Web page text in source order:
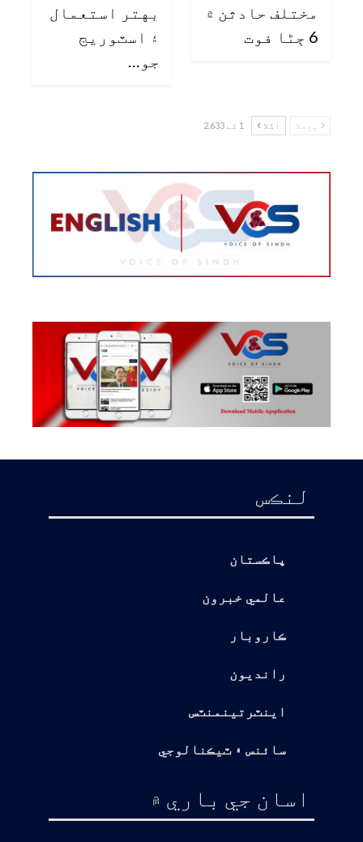
مختلف حادثن ۾
6 ڄڻا فوت
بهتر استعمال
۽ اسٽوريج
جو…
پچھلا اگلا 1 کے 2,633
لنڪس
پاڪستان
عالمي خبرون
ڪاروبار
رانديون
اينٽرتينمنٽس
سائنس ۽ ٽيڪنالوجي
اسان جي باري ۾